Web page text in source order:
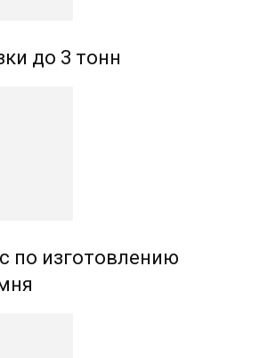
до 3 тонн
по изготовлению